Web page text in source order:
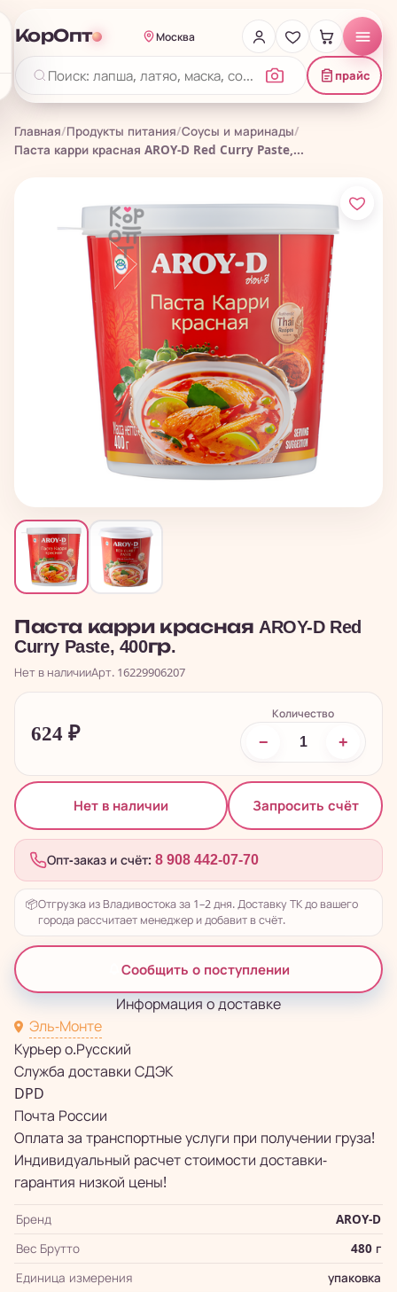
КорОпт Москва
прайс
Главная/Продукты питания/Соусы и маринады/
Паста карри красная AROY-D Red Curry Paste,...
Паста карри красная AROY-D Red
Curry Paste, 400гр.
Нет в наличииАрт. 16229906207
624 ₽
Количество
− +
Нет в наличии Запросить счёт
Опт-заказ и счёт: 8 908 442-07-70
📦Отгрузка из Владивостока за 1–2 дня. Доставку ТК до вашего
города рассчитает менеджер и добавит в счёт.
Сообщить о поступлении
Информация о доставке
Эль-Монте
Курьер о.Русский
Служба доставки СДЭК
DPD
Почта России
Оплата за транспортные услуги при получении груза!
Индивидуальный расчет стоимости доставки-
гарантия низкой цены!
Бренд
AROY-D
Вес Брутто
480 г
Единица измерения
упаковка